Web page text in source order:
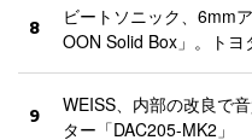
8
ビートソニック、6mm
OON Solid Box」。トヨ
9
WEISS、内部の改良で
ター「DAC205-MK2」